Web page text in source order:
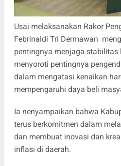
Usai melaksanakan Rakor
Febrinaldi Tri Dermawan
pentingnya menjaga stabilitas
menyoroti pentingnya
dalam mengatasi kenaikan
mempengaruhi daya beli
Ia nenyampaikan bahwa
terus berkomitmen dalam
dan membuat inovasi dan
inflasi di daerah.